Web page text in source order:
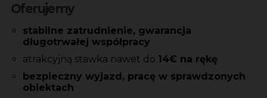
Oferujemy
stabilne zatrudnienie, gwarancja
długotrwałej współpracy
atrakcyjną stawka nawet do 14€ na rękę
bezpieczny wyjazd, pracę w sprawdzonych
obiektach